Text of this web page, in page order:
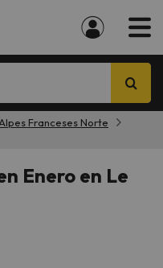
Alpes Franceses Norte
Enero en Le